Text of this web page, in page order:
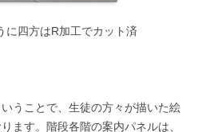
に四方はR加工でカット済
うことで、生徒の方々が描いた絵
ます。階段各階の案内パネルは、